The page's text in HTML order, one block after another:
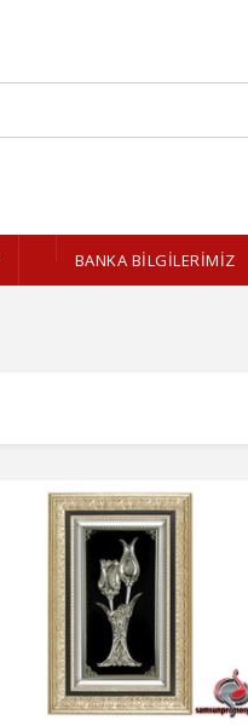
BANKA BİLGİLERİMİZ